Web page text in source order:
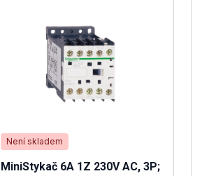
Není skladem
MiniStykač 6A 1Z 230V AC, 3P;